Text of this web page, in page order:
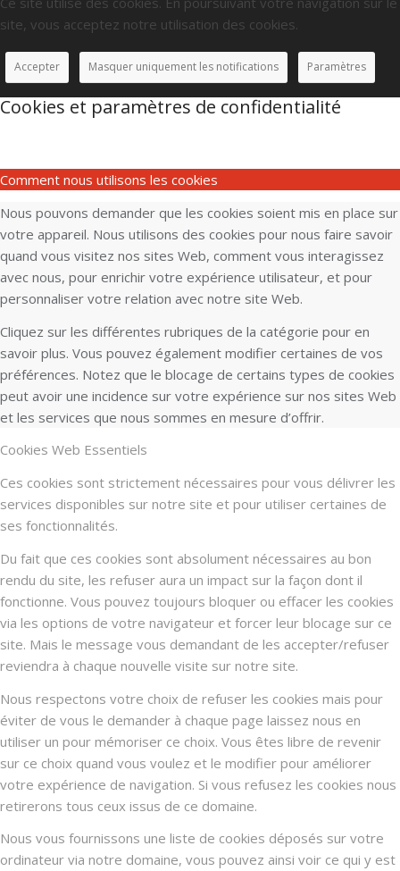
site, vous acceptez notre utilisation des cookies.
Accepter Masquer uniquement les notifications Paramètres
Cookies et paramètres de confidentialité
Comment nous utilisons les cookies
Nous pouvons demander que les cookies soient mis en place sur
votre appareil. Nous utilisons des cookies pour nous faire savoir
quand vous visitez nos sites Web, comment vous interagissez
avec nous, pour enrichir votre expérience utilisateur, et pour
personnaliser votre relation avec notre site Web.
Cliquez sur les différentes rubriques de la catégorie pour en
savoir plus. Vous pouvez également modifier certaines de vos
préférences. Notez que le blocage de certains types de cookies
peut avoir une incidence sur votre expérience sur nos sites Web
et les services que nous sommes en mesure d’offrir.
Cookies Web Essentiels
Ces cookies sont strictement nécessaires pour vous délivrer les
services disponibles sur notre site et pour utiliser certaines de
ses fonctionnalités.
Du fait que ces cookies sont absolument nécessaires au bon
rendu du site, les refuser aura un impact sur la façon dont il
fonctionne. Vous pouvez toujours bloquer ou effacer les cookies
via les options de votre navigateur et forcer leur blocage sur ce
site. Mais le message vous demandant de les accepter/refuser
reviendra à chaque nouvelle visite sur notre site.
Nous respectons votre choix de refuser les cookies mais pour
éviter de vous le demander à chaque page laissez nous en
utiliser un pour mémoriser ce choix. Vous êtes libre de revenir
sur ce choix quand vous voulez et le modifier pour améliorer
votre expérience de navigation. Si vous refusez les cookies nous
retirerons tous ceux issus de ce domaine.
Nous vous fournissons une liste de cookies déposés sur votre
ordinateur via notre domaine, vous pouvez ainsi voir ce qui y est